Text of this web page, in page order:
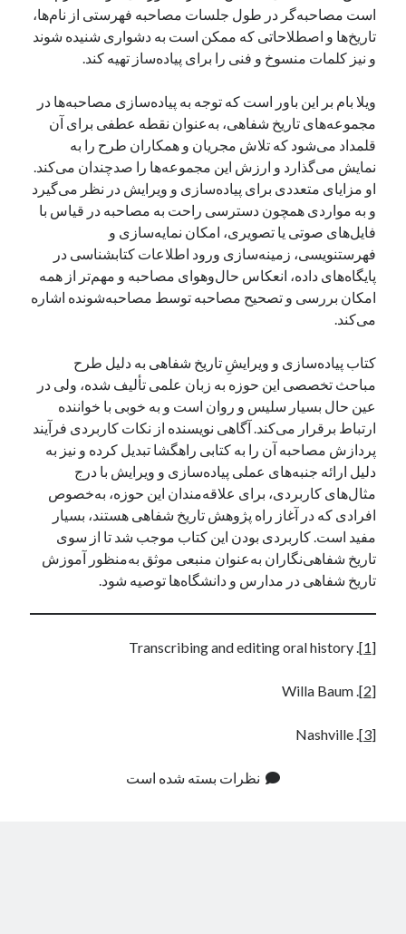
است مصاحبه‌گر در طول جلسات مصاحبه فهرستی از نام‌ها،
تاریخ‌ها و اصطلاحاتی که ممکن است به دشواری شنیده شوند
و نیز کلمات منسوخ و فنی را برای پیاده‌ساز تهیه کند.
ویلا بام بر این باور است که توجه به پیاده‌سازی مصاحبه‌ها در
مجموعه‌های تاریخ شفاهی، به‌عنوان نقطه عطفی برای آن
قلمداد می‌شود که تلاش مجریان و همکاران طرح را به
نمایش می‌گذارد و ارزش این مجموعه‌ها را صدچندان می‌کند.
او مزایای متعددی برای پیاده‌سازی و ویرایش در نظر می‌گیرد
و به مواردی همچون دسترسی راحت به مصاحبه در قیاس با
فایل‌های صوتی یا تصویری، امکان نمایه‌سازی و
فهرستنویسی،‌ زمینه‌سازی ورود اطلاعات کتابشناسی در
پایگاه‌های داده، انعکاس حال‌وهوای مصاحبه و مهم‌تر از همه
امکان بررسی و تصحیح مصاحبه توسط مصاحبه‌شونده اشاره
می‌کند.
کتاب پیاده‌سازی و ویرایشِ تاریخ شفاهی به دلیل طرح
مباحث تخصصی این حوزه‌ به زبان علمی تألیف شده، ولی در
عین حال بسیار سلیس و روان است و به خوبی با خواننده
ارتباط برقرار می‌کند. آگاهی نویسنده از نکات کاربردی فرآیند
پردازش مصاحبه آن را به کتابی راهگشا تبدیل کرده و نیز به
دلیل ارائه جنبه‌های عملی پیاده‌سازی و ویرایش با درج
مثال‌های کاربردی، برای علاقه‌مندان این حوزه، به‌خصوص
افرادی که در آغاز راه پژوهش تاریخ شفاهی هستند، بسیار
مفید است. کاربردی بودن این کتاب موجب شد تا از سوی
تاریخ‌ شفاهی‌نگاران به‌عنوان منبعی موثق به‌منظور آموزش
تاریخ شفاهی در مدارس و دانشگاه‌ها توصیه شود.
[1]
. Transcribing and editing oral history
[2]
. Willa Baum
[3]
. Nashville
نظرات بسته شده است